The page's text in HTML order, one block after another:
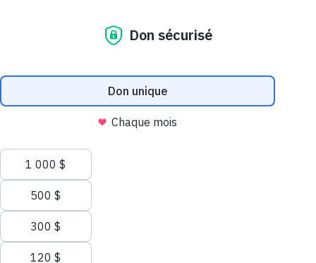
Le diplôme d’études secondaires ouvre bien des
portes. Aidez les élèves vivant dans des